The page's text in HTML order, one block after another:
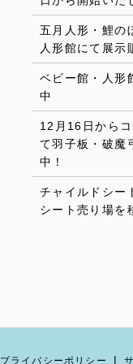
五月人形・鯉の
人形館にて展示
ベビー館・人形
中
12月16日から
て羽子板・破魔
中！
チャイルドシー
シート売り場を
プライバシーポリシー